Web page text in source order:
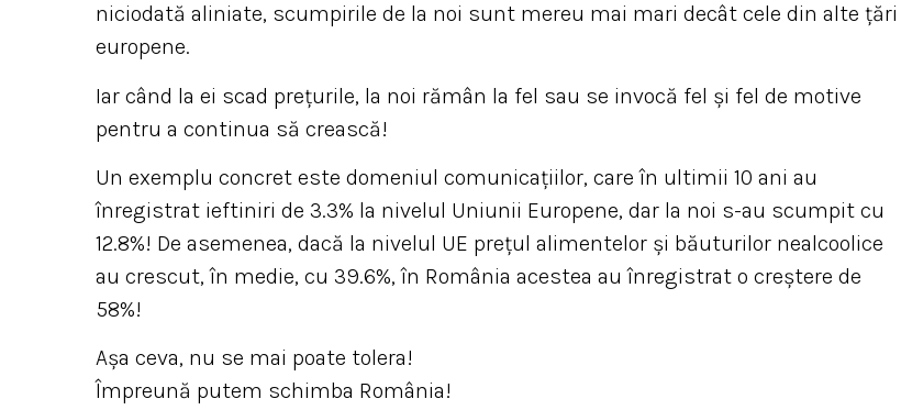
niciodată aliniate, scumpirile de la noi sunt mereu mai mari decât cele din alte ţări
europene.
Iar când la ei scad preţurile, la noi rămân la fel sau se invocă fel şi fel de motive
pentru a continua să crească!
Un exemplu concret este domeniul comunicaţiilor, care în ultimii 10 ani au
înregistrat ieftiniri de 3.3% la nivelul Uniunii Europene, dar la noi s-au scumpit cu
12.8%! De asemenea, dacă la nivelul UE preţul alimentelor şi băuturilor nealcoolice
au crescut, în medie, cu 39.6%, în România acestea au înregistrat o creştere de
58%!
Așa ceva, nu se mai poate tolera!
Împreună putem schimba România!